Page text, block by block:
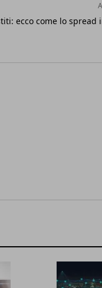
ecco come lo spread